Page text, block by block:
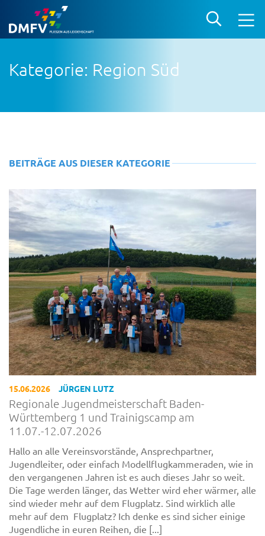
Kategorie: Region Süd
BEITRÄGE AUS DIESER KATEGORIE
15.06.2026 JÜRGEN LUTZ
Regionale Jugendmeisterschaft Baden-
Württemberg 1 und Trainigscamp am
11.07.-12.07.2026
Hallo an alle Vereinsvorstände, Ansprechpartner,
Jugendleiter, oder einfach Modellflugkammeraden, wie in
den vergangenen Jahren ist es auch dieses Jahr so weit.
Die Tage werden länger, das Wetter wird eher wärmer, alle
sind wieder mehr auf dem Flugplatz. Sind wirklich alle
mehr auf dem Flugplatz? Ich denke es sind sicher einige
Jugendliche in euren Reihen, die [...]